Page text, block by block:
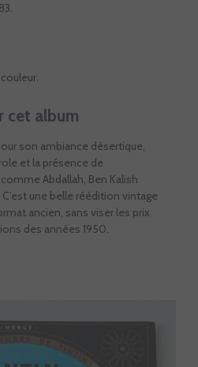
cet album
son ambiance désertique,
et la présence de
Abdallah, Ben Kalish
une belle réédition vintage
ancien, sans viser les prix
des années 1950.